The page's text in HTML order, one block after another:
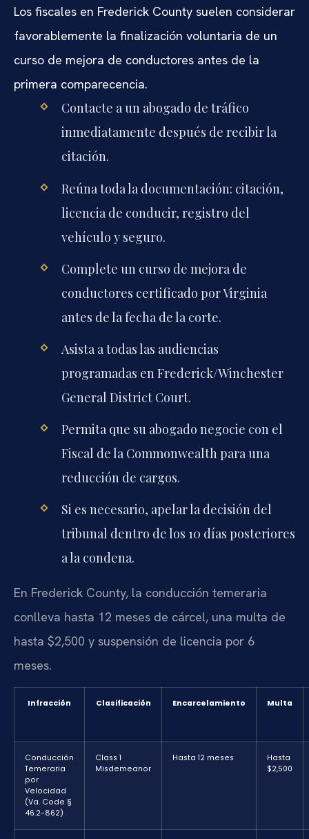
Los fiscales en Frederick County suelen considerar
favorablemente la finalización voluntaria de un
curso de mejora de conductores antes de la
primera comparecencia.
Contacte a un abogado de tráfico
inmediatamente después de recibir la
citación.
Reúna toda la documentación: citación,
licencia de conducir, registro del
vehículo y seguro.
Complete un curso de mejora de
conductores certificado por Virginia
antes de la fecha de la corte.
Asista a todas las audiencias
programadas en Frederick/Winchester
General District Court.
Permita que su abogado negocie con el
Fiscal de la Commonwealth para una
reducción de cargos.
Si es necesario, apelar la decisión del
tribunal dentro de los 10 días posteriores
a la condena.
En Frederick County, la conducción temeraria
conlleva hasta 12 meses de cárcel, una multa de
hasta $2,500 y suspensión de licencia por 6
meses.
Infracción Clasificación Encarcelamiento Multa
Conducción
Temeraria
por
Velocidad
(Va. Code §
46.2-862)
Class 1
Misdemeanor
Hasta 12 meses
Hasta
$2,500